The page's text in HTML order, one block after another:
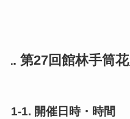
1. 第27回館林手筒
1-1. 開催日時・時間